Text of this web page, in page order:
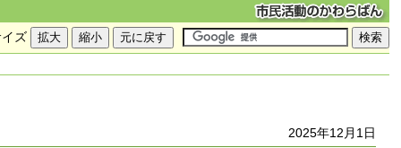
ズ
2025年12月1日